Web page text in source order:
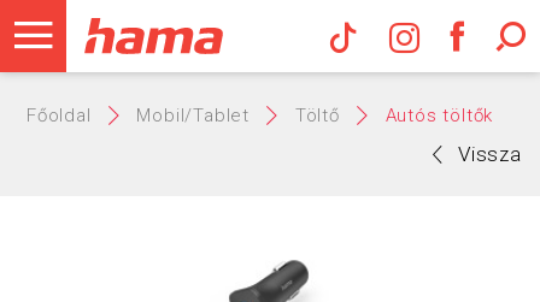
Hama
Főoldal Mobil/Tablet Töltő Autós töltők
Vissza